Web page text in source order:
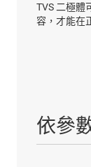
TVS 二極體
容，才能在
依參